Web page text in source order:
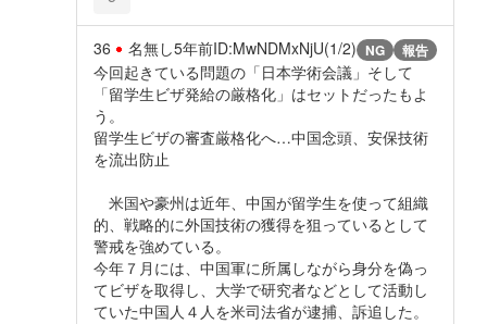
36 名無し5年前ID:MwNDMxNjU(1/2) NG 報告
今回起きている問題の「日本学術会議」そして
「留学生ビザ発給の厳格化」はセットだったもよ
う。
留学生ビザの審査厳格化へ…中国念頭、安保技術
を流出防止
米国や豪州は近年、中国が留学生を使って組織
的、戦略的に外国技術の獲得を狙っているとして
警戒を強めている。
今年７月には、中国軍に所属しながら身分を偽っ
てビザを取得し、大学で研究者などとして活動し
ていた中国人４人を米司法省が逮捕、訴追した。